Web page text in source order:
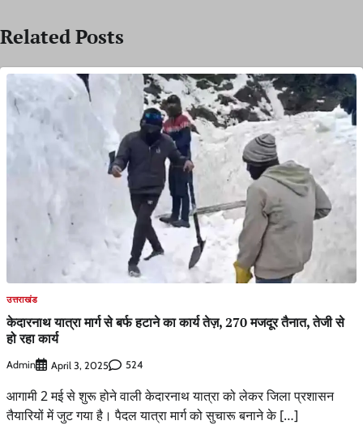
Related Posts
उत्तराखंड
केदारनाथ यात्रा मार्ग से बर्फ हटाने का कार्य तेज़, 270 मजदूर तैनात, तेजी से
हो रहा कार्य
Admin April 3, 2025 524
आगामी 2 मई से शुरू होने वाली केदारनाथ यात्रा को लेकर जिला प्रशासन
तैयारियों में जुट गया है। पैदल यात्रा मार्ग को सुचारू बनाने के […]